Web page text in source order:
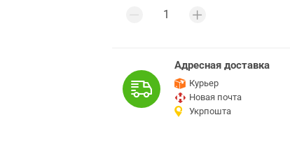
Адресная доставка
Курьер
Новая почта
Укрпошта